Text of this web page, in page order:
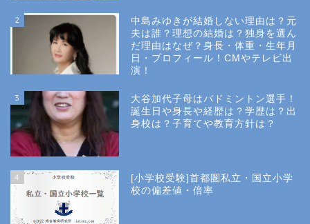
2
中島みゆきが結婚しない理由は？元
夫は誰？理想の結婚は？独身を選ん
だ理由はなぜ？身長・体重・生年月
日・プロフィール！CMやテレビ出
演！
3
大谷加代子母はバドミントン選手！
誕生日や身長や経歴は？学歴は？出
身校は？子育てや教育方針は？
4
[小学校受験]首都圏私立・国立小学
校の偏差値・倍率